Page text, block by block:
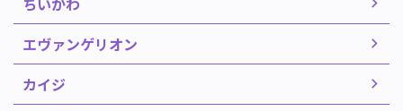
エヴァンゲリオン
カイジ